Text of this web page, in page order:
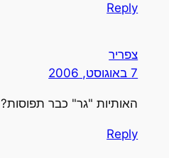
Reply
צפריר
7 באוגוסט, 2006
האותיות "גר" כבר תפוסות?
Reply